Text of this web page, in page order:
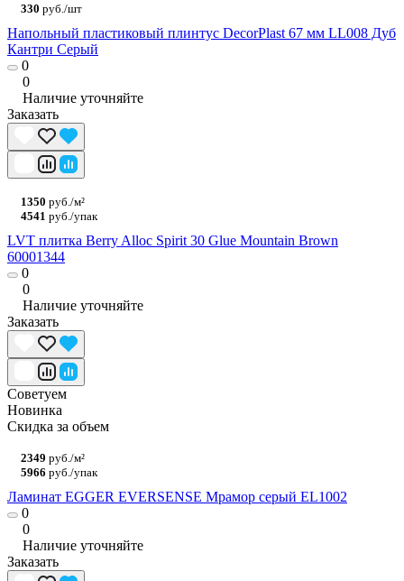
330 руб./шт
Напольный пластиковый плинтус DecorPlast 67 мм LL008 Дуб
Кантри Серый
0
0
Наличие уточняйте
Заказать
1350 руб./м²
4541 руб./упак
LVT плитка Berry Alloc Spirit 30 Glue Mountain Brown
60001344
0
0
Наличие уточняйте
Заказать
Советуем
Новинка
Скидка за объем
2349 руб./м²
5966 руб./упак
Ламинат EGGER EVERSENSE Мрамор серый EL1002
0
0
Наличие уточняйте
Заказать